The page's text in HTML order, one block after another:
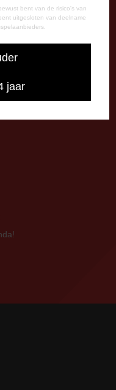
bent van de risico's van
uitgesloten van deelname
jaar